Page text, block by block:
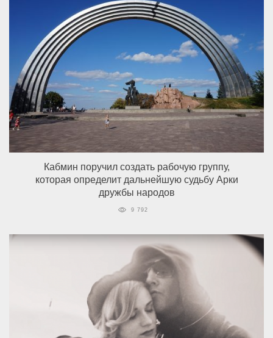
Кабмин поручил создать рабочую группу,
которая определит дальнейшую судьбу Арки
дружбы народов
9 792